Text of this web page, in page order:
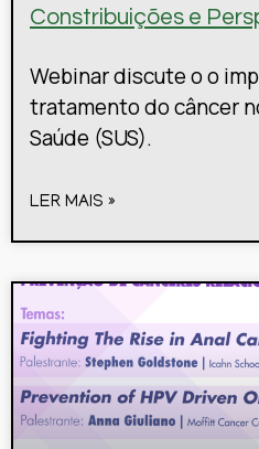
Constribuições e
Webinar discute o o
tratamento do câncer
Saúde (SUS).
LER MAIS »